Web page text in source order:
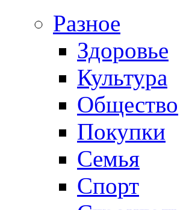
Разное
Здоровье
Культура
Общество
Покупки
Семья
Спорт